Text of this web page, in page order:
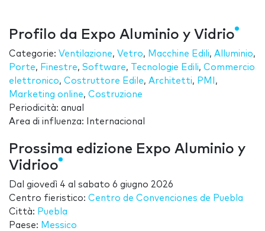
Profilo da Expo Aluminio y Vidrio
Categorie: Ventilazione, Vetro, Macchine Edili, Alluminio,
Porte, Finestre, Software, Tecnologie Edili, Commercio
elettronico, Costruttore Edile, Architetti, PMI ,
Marketing online, Costruzione
Periodicità: anual
Area di influenza: Internacional
Prossima edizione Expo Aluminio y
Vidrioo
Dal giovedì 4 al sabato 6 giugno 2026
Centro fieristico: Centro de Convenciones de Puebla
Città: Puebla
Paese: Messico